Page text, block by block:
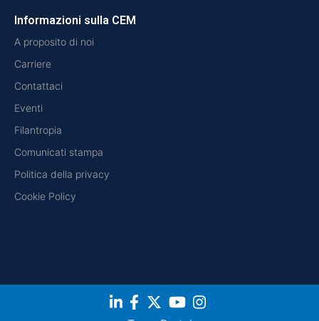
Informazioni sulla CEM
A proposito di noi
Carriere
Contattaci
Eventi
Filantropia
Comunicati stampa
Politica della privacy
Cookie Policy